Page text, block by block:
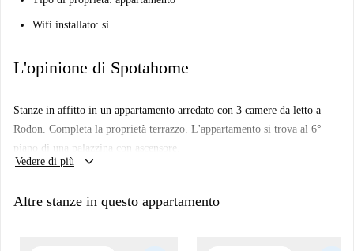
Wifi installato: sì
L'opinione di Spotahome
Stanze in affitto in un appartamento arredato con 3 camere da letto a
Rodon. Completa la proprietà terrazzo. L'appartamento si trova al 6°
piano di una palazzina con ascensore.
Vedere di più
keyboard_arrow_down
Altre stanze in questo appartamento